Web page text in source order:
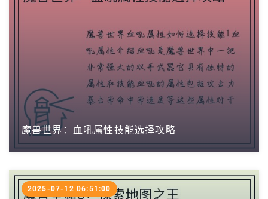
魔兽世界：血吼属性技能选择攻略
2025-07-12 06:51:00